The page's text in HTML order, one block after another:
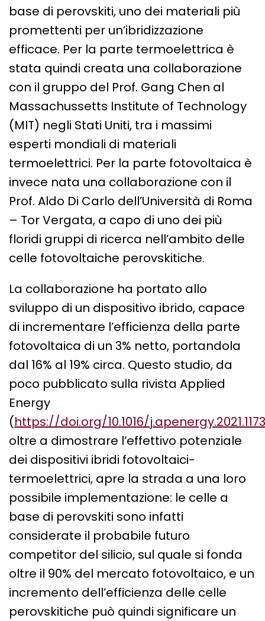
base di perovskiti, uno dei materiali più
promettenti per un’ibridizzazione
efficace. Per la parte termoelettrica è
stata quindi creata una collaborazione
con il gruppo del Prof. Gang Chen al
Massachussetts Institute of Technology
(MIT) negli Stati Uniti, tra i massimi
esperti mondiali di materiali
termoelettrici. Per la parte fotovoltaica è
invece nata una collaborazione con il
Prof. Aldo Di Carlo dell’Università di Roma
– Tor Vergata, a capo di uno dei più
floridi gruppi di ricerca nell’ambito delle
celle fotovoltaiche perovskitiche.
La collaborazione ha portato allo
sviluppo di un dispositivo ibrido, capace
di incrementare l’efficienza della parte
fotovoltaica di un 3% netto, portandola
dal 16% al 19% circa. Questo studio, da
poco pubblicato sulla rivista Applied
Energy
(https://doi.org/10.1016/
oltre a dimostrare l’effettivo potenziale
dei dispositivi ibridi fotovoltaici-
termoelettrici, apre la strada a una loro
possibile implementazione: le celle a
base di perovskiti sono infatti
considerate il probabile futuro
competitor del silicio, sul quale si fonda
oltre il 90% del mercato fotovoltaico, e un
incremento dell’efficienza delle celle
perovskitiche può quindi significare un